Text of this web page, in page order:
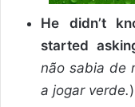
He didn’t
started
não sabia de
a jogar verde.)